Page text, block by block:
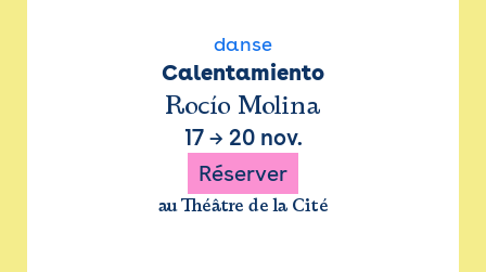
danse
Calentamiento
Rocío Molina
17→ 20 nov.
Réserver
au Théâtre de la Cité